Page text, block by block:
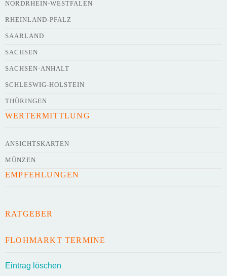
NORDRHEIN-WESTFALEN
RHEINLAND-PFALZ
SAARLAND
SACHSEN
SACHSEN-ANHALT
SCHLESWIG-HOLSTEIN
THÜRINGEN
WERTERMITTLUNG
ANSICHTSKARTEN
MÜNZEN
EMPFEHLUNGEN
RATGEBER
FLOHMARKT TERMINE
Eintrag löschen